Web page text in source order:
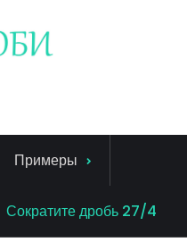
Примеры
Сократите дробь 27/4